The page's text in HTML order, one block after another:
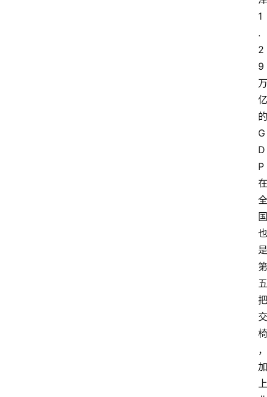
1
.
2
9
万
亿
的
G
D
P
在
全
国
也
是
第
五
把
交
椅
，
加
上